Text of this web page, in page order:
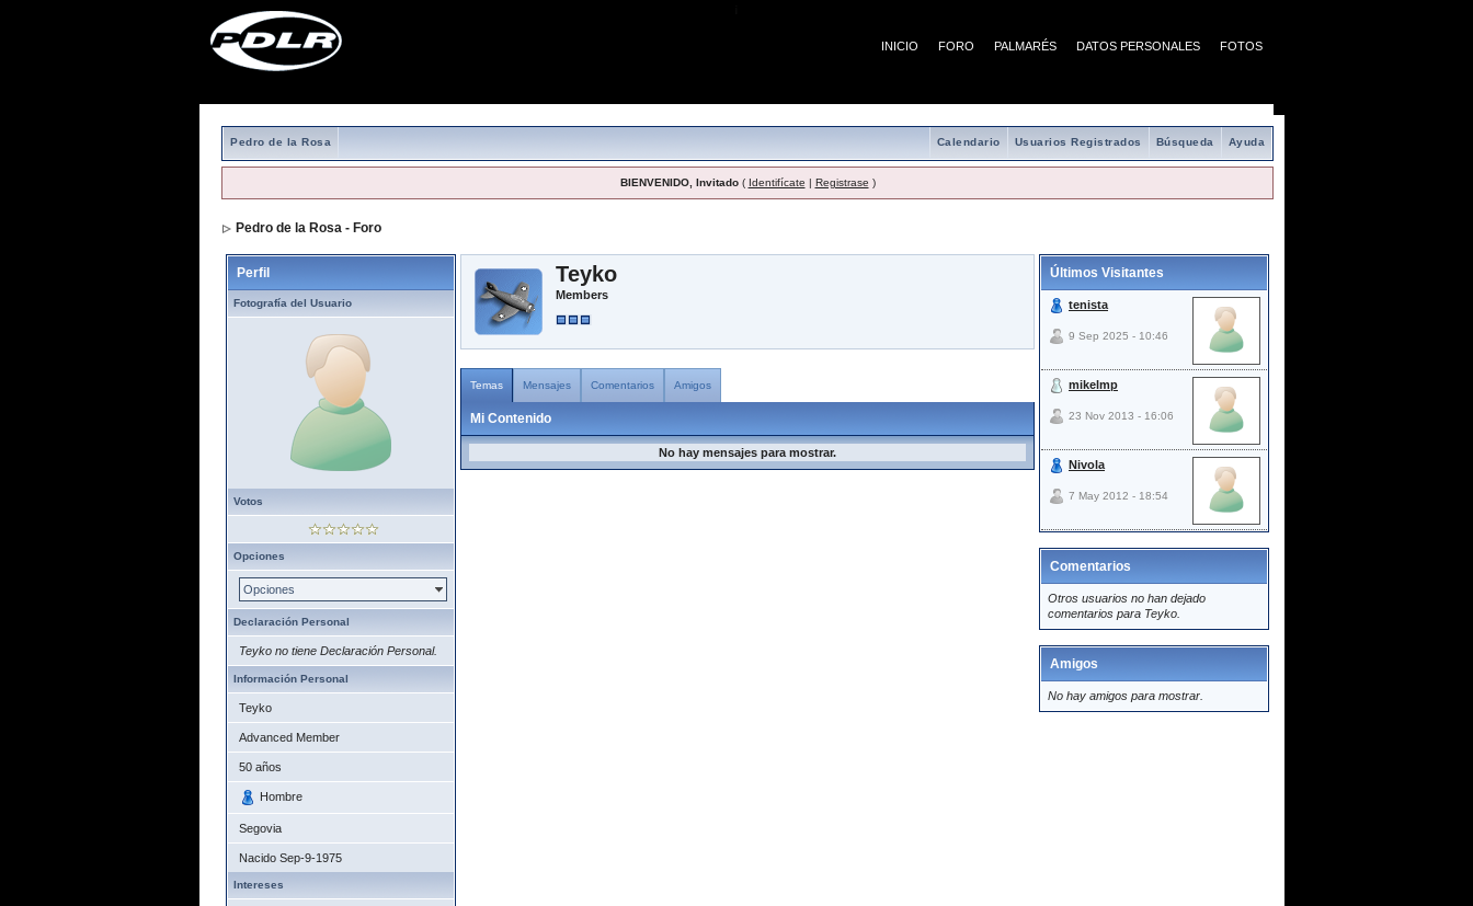
INICIO FORO PALMARÉS DATOS PERSONALES FOTOS
Pedro de la Rosa Ayuda
Búsqueda
Usuarios Registrados
Calendario
BIENVENIDO, Invitado( Identifícate | Registrase )
Pedro de la Rosa - Foro
Perfil
Fotografía del Usuario
Votos
Opciones
Opciones
Declaración Personal
Teyko no tiene Declaración Personal.
Información Personal
Teyko
Advanced Member
50 años
Hombre
Segovia
Nacido Sep-9-1975
Intereses
Teyko
Members
Temas Mensajes Comentarios Amigos
Mi Contenido
No hay mensajes para mostrar.
Últimos Visitantes
tenista
9 Sep 2025 - 10:46
mikelmp
23 Nov 2013 - 16:06
Nivola
7 May 2012 - 18:54
Comentarios
Otros usuarios no han dejado
comentarios para Teyko.
Amigos
No hay amigos para mostrar.